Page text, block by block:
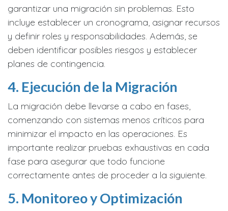
garantizar una migración sin problemas. Esto
incluye establecer un cronograma, asignar recursos
y definir roles y responsabilidades. Además, se
deben identificar posibles riesgos y establecer
planes de contingencia.
4. Ejecución de la Migración
La migración debe llevarse a cabo en fases,
comenzando con sistemas menos críticos para
minimizar el impacto en las operaciones. Es
importante realizar pruebas exhaustivas en cada
fase para asegurar que todo funcione
correctamente antes de proceder a la siguiente.
5. Monitoreo y Optimización